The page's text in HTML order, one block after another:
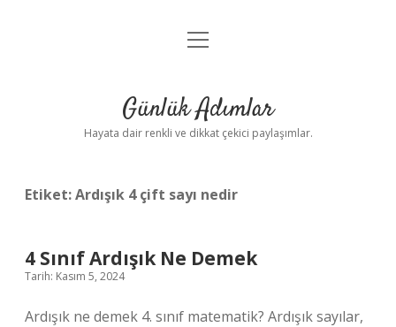
Anasayfa
Yasal Uyarı
menüyü
Günlük Adımlar
Hayata dair renkli ve dikkat çekici paylaşımlar.
Etiket:Ardışık 4 çift sayı nedir
4 Sınıf Ardışık Ne Demek
Tarih: Kasım 5, 2024
Ardışık ne demek 4. sınıf matematik? Ardışık sayılar,